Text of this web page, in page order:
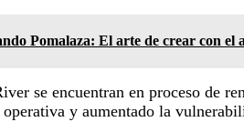
Pomalaza: El arte de crear con el
se encuentran en proceso de
y aumentado la